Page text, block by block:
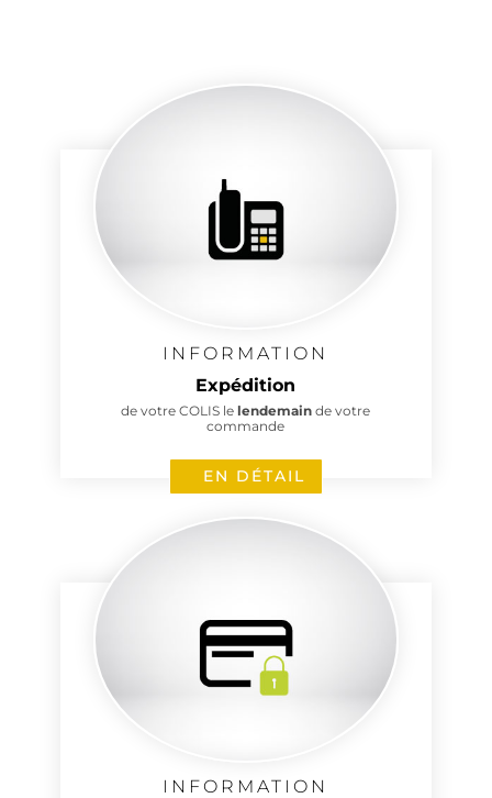
INFORMATION
Expédition
de votre COLIS lelendemainde votre
commande
EN DÉTAIL
INFORMATION